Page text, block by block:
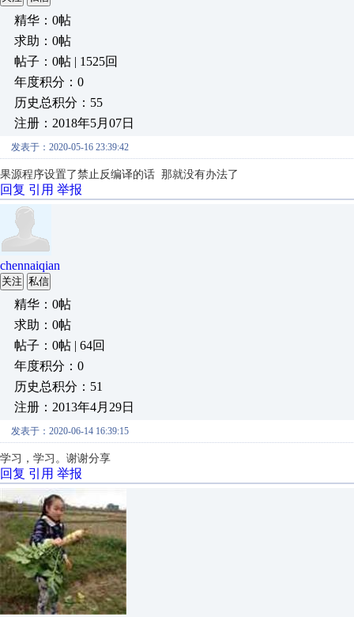
精华：0帖
求助：0帖
帖子：0帖 | 1525回
年度积分：0
历史总积分：55
注册：2018年5月07日
发表于：2020-05-16 23:39:42
果源程序设置了禁止反编译的话 那就没有办法了
回复 引用 举报
chennaiqian
关注 私信
精华：0帖
求助：0帖
帖子：0帖 | 64回
年度积分：0
历史总积分：51
注册：2013年4月29日
发表于：2020-06-14 16:39:15
学习，学习。谢谢分享
回复 引用 举报